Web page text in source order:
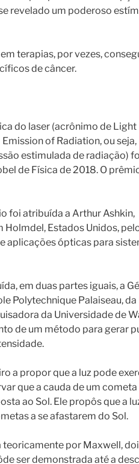
revelado um poderoso
terapias, por vezes,
de câncer.
do laser (acrônimo de Light
of Radiation, ou seja,
estimulada de radiação)
de Física de 2018. O
foi atribuída a Arthur Ashkin,
Holmdel, Estados Unidos,
aplicações ópticas para
em duas partes iguais, a
Polytechnique Palaiseau, da
da Universidade de
de um método para gerar
a propor que a luz pode
que a cauda de um
ao Sol. Ele propôs que a
a se afastarem do Sol.
por Maxwell,
ser demonstrada até a